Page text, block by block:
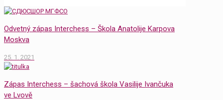
Odvetný zápas Interchess – Škola Anatolije Karpova
Moskva
25. 1. 2021
Zápas Interchess – šachová škola Vasilije Ivančuka
ve Lvově